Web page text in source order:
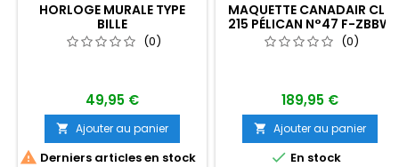
HORLOGE MURALE TYPE
BILLE
(0)
49,95 €
 Ajouter au panier
 Derniers articles en stock
MAQUETTE CANADAIR CL-
215 PÉLICAN N°47 F-ZBBW
(0)
189,95 €
 Ajouter au panier
 En stock